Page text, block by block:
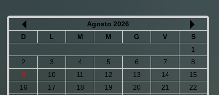
Agosto 2026
D
L M M G V
S
1
2
3 4 5 6 7
8
9
10 11 12 13 14
15
16
17 18 19 20 21
22